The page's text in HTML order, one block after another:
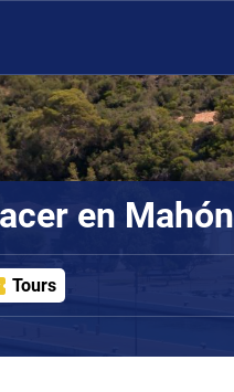
en Mahón
Tours